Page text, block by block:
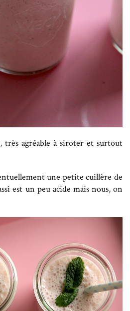
très agréable à siroter et surtout
une petite cuillère de
est un peu acide mais nous, on